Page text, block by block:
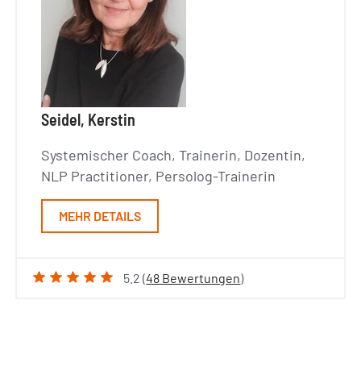
Seidel, Kerstin
Systemischer Coach, Trainerin, Dozentin,
NLP Practitioner, Persolog-Trainerin
MEHR DETAILS
5.2 (48 Bewertungen)